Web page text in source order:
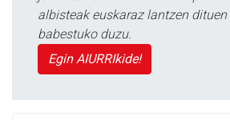
albisteak euskaraz lantzen
babestuko duzu.
Egin AIURRIkide!